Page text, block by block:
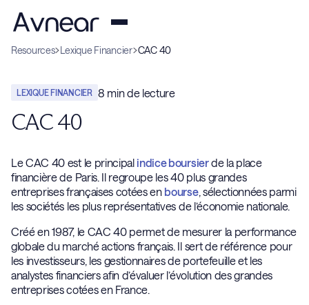
Resources Lexique Financier CAC 40
LEXIQUE FINANCIER 8 min de lecture
CAC 40
Le CAC 40 est le principalindice boursierde la place
financière de Paris. Il regroupe les 40 plus grandes
entreprises françaises cotées en bourse, sélectionnées parmi
les sociétés les plus représentatives de l’économie nationale.
Créé en 1987, le CAC 40 permet de mesurer la performance
globale du marché actions français. Il sert de référence pour
les investisseurs, les gestionnaires de portefeuille et les
analystes financiers afin d’évaluer l’évolution des grandes
entreprises cotées en France.